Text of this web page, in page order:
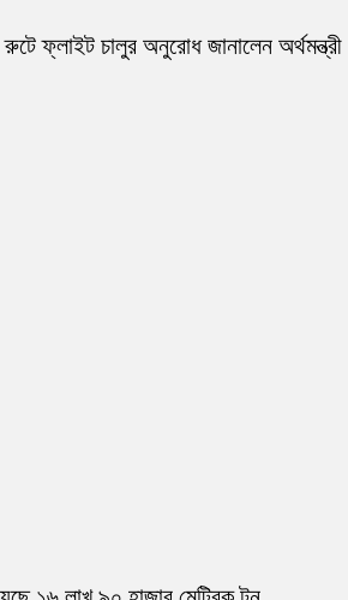
ফ্লাইট চালুর অনুরোধ জানালেন অর্থমন্ত্রী